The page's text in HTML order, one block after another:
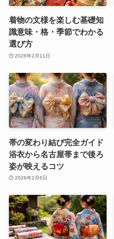
着物の文様を楽しむ基礎知
識意味・格・季節でわかる
選び方
2026年2月11日
帯の変わり結び完全ガイド
浴衣から名古屋帯まで後ろ
姿が映えるコツ
2026年2月6日